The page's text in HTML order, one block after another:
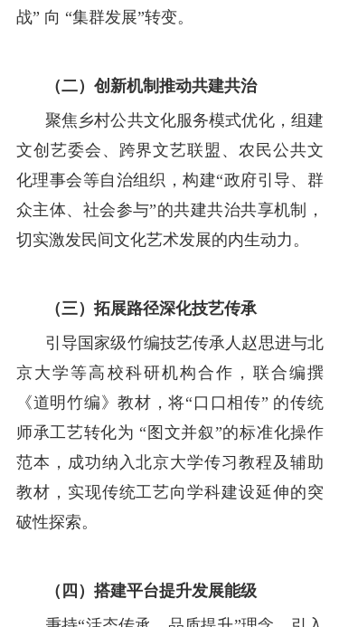
战” 向 “集群发展”转变。
（二）创新机制推动共建共治
聚焦乡村公共文化服务模式优化，组建
文创艺委会、跨界文艺联盟、农民公共文
化理事会等自治组织，构建“政府引导、群
众主体、社会参与”的共建共治共享机制，
切实激发民间文化艺术发展的内生动力。
（三）拓展路径深化技艺传承
引导国家级竹编技艺传承人赵思进与北
京大学等高校科研机构合作，联合编撰
《道明竹编》教材，将“口口相传” 的传统
师承工艺转化为 “图文并叙”的标准化操作
范本，成功纳入北京大学传习教程及辅助
教材，实现传统工艺向学科建设延伸的突
破性探索。
（四）搭建平台提升发展能级